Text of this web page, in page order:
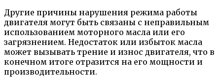
Другие причины нарушения режима работы
двигателя могут быть связаны с неправильным
использованием моторного масла или его
загрязнением. Недостаток или избыток масла
может вызывать трение и износ двигателя, что в
конечном итоге отразится на его мощности и
производительности.